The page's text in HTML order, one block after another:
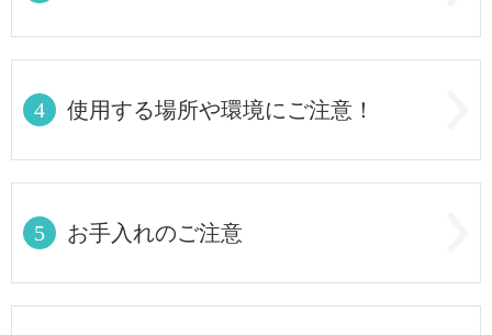
4 使用する場所や環境にご注意！
5 お手入れのご注意